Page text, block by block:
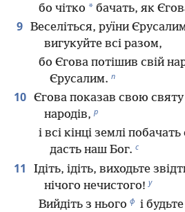
бо чітко * бачать, як
9 Веселіться, руїни
вигукуйте всі разом,
бо Єгова потішив свій
Єрусалим. п
10 Єгова показав свою
народів, р
і всі кінці землі
дасть наш Бог. с
11 Ідіть, ідіть, виходьте
нічого нечистого! у
Вийдіть з нього ф і